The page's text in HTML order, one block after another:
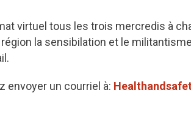
virtuel tous les trois mercredis à
la sensibilation et le
envoyer un courriel à: